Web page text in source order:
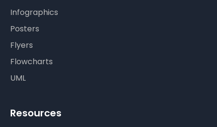
Infographics
Posters
Flyers
Flowcharts
UML
Resources